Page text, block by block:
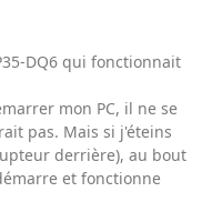
DQ6 qui fonctionnait
mon PC, il ne se
pas. Mais si j'éteins
derrière), au bout
et fonctionne